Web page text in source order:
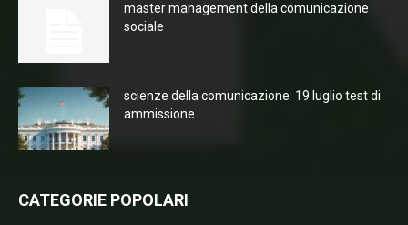
master management della comunicazione
sociale
scienze della comunicazione: 19 luglio test di
ammissione
CATEGORIE POPOLARI